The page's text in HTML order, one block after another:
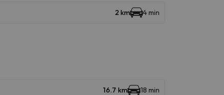
2 km 4 min
16.7 km 18 min